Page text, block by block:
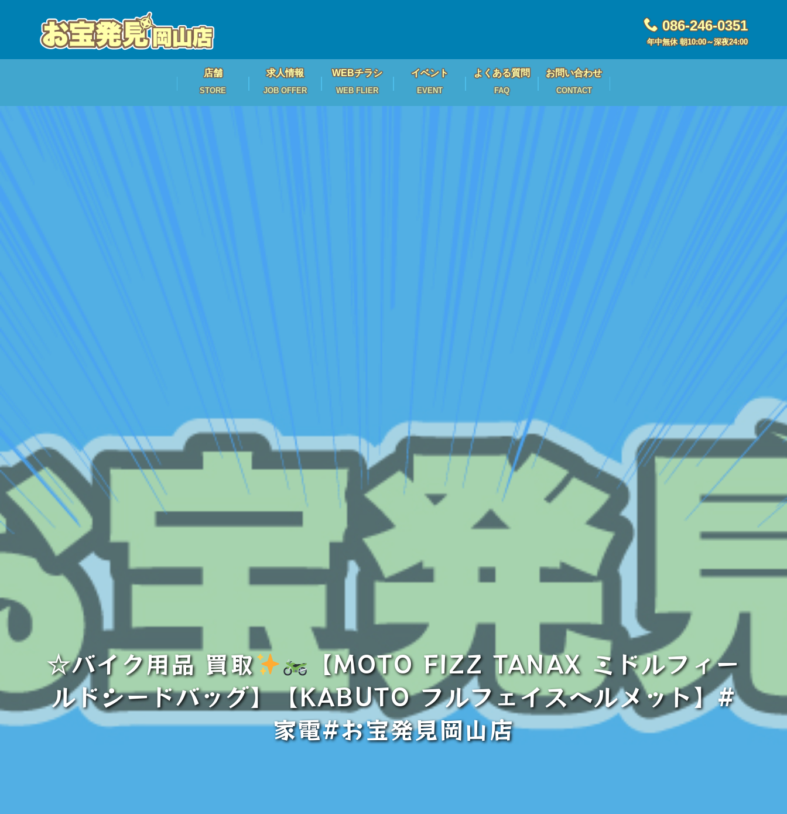
086-246-0351
年中無休 朝10:00～深夜24:00
店舗
STORE
求人情報
JOB OFFER
WEBチラシ
WEB FLIER
イベント
EVENT
よくある質問
FAQ
お問い合わせ
CONTACT
☆バイク用品 買取
【MOTO FIZZ TANAX ミドルフィー
ルドシードバッグ】【KABUTO フルフェイスヘルメット】#
家電#お宝発見岡山店